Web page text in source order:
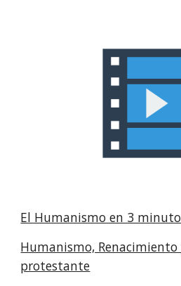
El Humanismo en 3
Humanismo, Renacimiento
protestante